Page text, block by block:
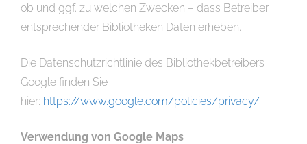
ob und ggf. zu welchen Zwecken – dass Betreiber
entsprechender Bibliotheken Daten erheben.
Die Datenschutzrichtlinie des Bibliothekbetreibers
Google finden Sie
hier: https://www.google.com/policies/privacy/
Verwendung von Google Maps